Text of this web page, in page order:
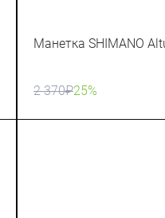
Манетка SHIMANO
2 370₽25%